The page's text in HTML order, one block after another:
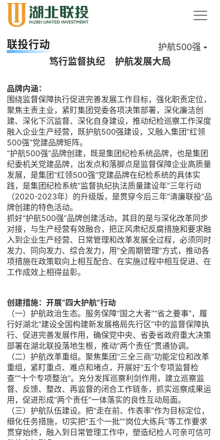
联投行动 护航500强
笃行监督执纪 护航发展大局
品牌内涵：
围绕监督保障执行促进完善发展工作目标，强化职责定位，
聚焦主责主业，紧盯集团党委各项决策部署，深化廉洁创
建、深化下沉监督、深化自身建设，推动纪检巡察工作深度
融入企业生产经营，既护航500强建设，又融入集团“红领
500强”党建品牌矩阵。
“护航500强”品牌创建，既是集团纪检系统品牌，也是集团
纪委机关党建品牌，出发点和落脚点是监督保障企业高质量
发展，是集团“红领500强”党建品牌在纪检系统的具体实
践，是集团纪检系统“监督执纪执法质量建设年”三年行动
（2020-2023年）的升级版，是贯穿今后三年“清廉联投”品
牌创建的特色活动。
抓好“护航500强”品牌创建活动，其目的是与深化改革同步
对接，与生产经营有效融合，把正风肃纪反腐措施和要求融
入到企业生产经营、日常管理和改革发展全过程，必须同时
发力、同向发力、综合发力，用“全周期管理”方式，推动各
项措施在政策取向上相互配合、在实施过程中相互促进、在
工作成效上相得益彰。
创建措施：开展“四大护航”行动
（一）护航政治生态。服务保障“国之大者”“省之要事”，履
行好湖北“建设全国构建新发展格局先行区”中的监督保障执
行、促进完善发展作用，确保党中央、省委省政府重大决策
部署在湖北联投落地生根，推动“两个责任”贯通协调。
（二）护航改革重组。聚焦集团“三全三商”功能定位和改革
重组，紧盯重点、难点和堵点，开展好“五个专项监督检
查”“十个专项整治”。充分发挥巡察利剑作用，建立巡察监
督、反馈、整改、再监督的闭合工作链条，抓实巡察成果运
用，促进形成“两个责任”一体落实的良性互动局面。
（三）护航队伍建设。把“走在前、作表率”作为目标定位，
细化任务措施，切实把“五个一批”“岗位大练兵”等工作要求
贯穿始终，融入到日常管理工作中，塑造纪检人可亲可信可